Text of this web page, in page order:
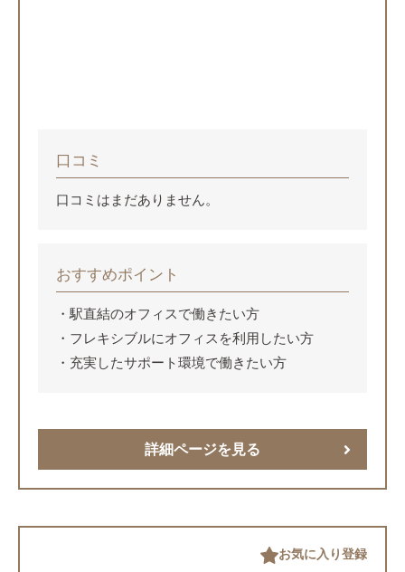
口コミ
口コミはまだありません。
おすすめポイント
駅直結のオフィスで働きたい方
フレキシブルにオフィスを利用したい方
充実したサポート環境で働きたい方
詳細ページを見る
お気に入り登録